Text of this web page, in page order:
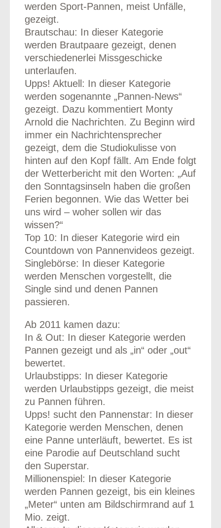
werden Sport-Pannen, meist Unfälle,
gezeigt.
Brautschau: In dieser Kategorie
werden Brautpaare gezeigt, denen
verschiedenerlei Missgeschicke
unterlaufen.
Upps! Aktuell: In dieser Kategorie
werden sogenannte „Pannen-News“
gezeigt. Dazu kommentiert Monty
Arnold die Nachrichten. Zu Beginn wird
immer ein Nachrichtensprecher
gezeigt, dem die Studiokulisse von
hinten auf den Kopf fällt. Am Ende folgt
der Wetterbericht mit den Worten: „Auf
den Sonntagsinseln haben die großen
Ferien begonnen. Wie das Wetter bei
uns wird – woher sollen wir das
wissen?“
Top 10: In dieser Kategorie wird ein
Countdown von Pannenvideos gezeigt.
Singlebörse: In dieser Kategorie
werden Menschen vorgestellt, die
Single sind und denen Pannen
passieren.
Ab 2011 kamen dazu:
In & Out: In dieser Kategorie werden
Pannen gezeigt und als „in“ oder „out“
bewertet.
Urlaubstipps: In dieser Kategorie
werden Urlaubstipps gezeigt, die meist
zu Pannen führen.
Upps! sucht den Pannenstar: In dieser
Kategorie werden Menschen, denen
eine Panne unterläuft, bewertet. Es ist
eine Parodie auf Deutschland sucht
den Superstar.
Millionenspiel: In dieser Kategorie
werden Pannen gezeigt, bis ein kleines
„Meter“ unten am Bildschirmrand auf 1
Mio. zeigt.